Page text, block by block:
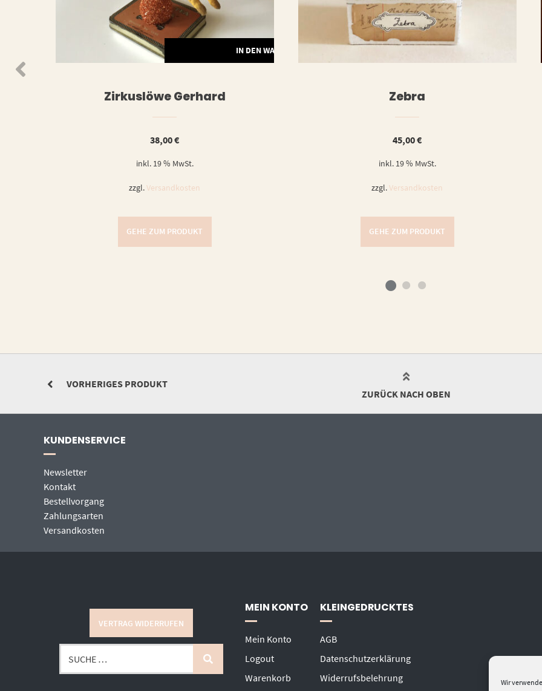
Wir
IN DEN WARENKORB
Zirkuslöwe Gerhard
38,00€
inkl. 19 % MwSt.
zzgl.Versandkosten
GEHE ZUM PRODUKT
Zebra
45,00€
inkl. 19 % MwSt.
zzgl.Versandkosten
GEHE ZUM PRODUKT
VORHERIGES PRODUKT
ZURÜCK NACH OBEN
KUNDENSERVICE
Newsletter
Kontakt
Bestellvorgang
Zahlungsarten
Versandkosten
VERTRAG WIDERRUFEN
MEIN KONTO
Mein Konto
Logout
Warenkorb
KLEINGEDRUCKTES
AGB
Datenschutzerklärung
Widerrufsbelehrung